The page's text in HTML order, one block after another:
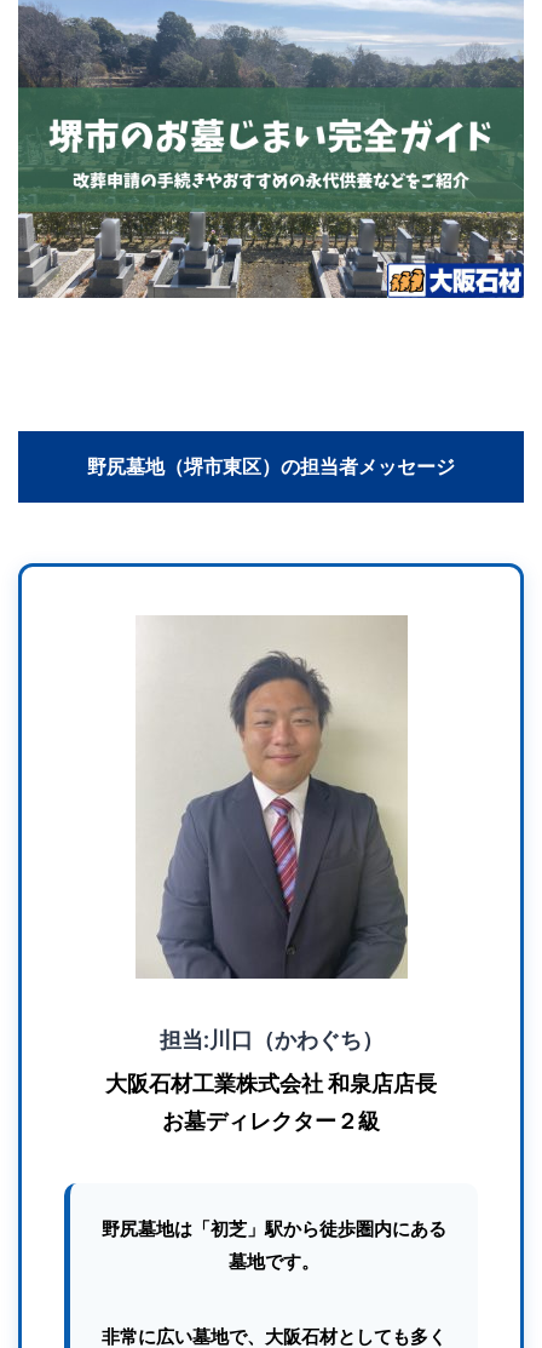
野尻墓地（堺市東区）の担当者メッセージ
担当:川口（かわぐち）
大阪石材工業株式会社 和泉店店長
お墓ディレクター２級
野尻墓地は「初芝」駅から徒歩圏内にある
墓地です。
非常に広い墓地で、大阪石材としても多く